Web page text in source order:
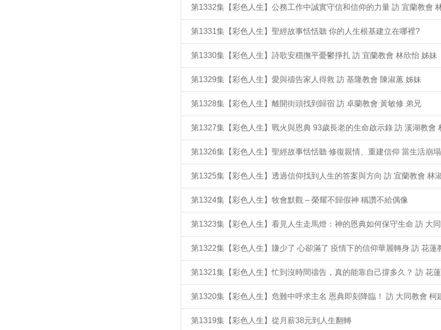
第1332集【彩色人生】公務工作中誠實守信和信仰的力量 訪 宜蘭教會
第1331集【彩色人生】聖經故事恬恬聽 你的人生根基建立在哪裡?
第1330集【彩色人生】詩歌安穩撫平憂鬱掙扎 訪 宜蘭教會 林欣怡 姊妹
第1329集【彩色人生】愛與禱告家人得救 訪 基隆教會 陳淑蕙 姊妹
第1328集【彩色人生】離開街頭找到歸宿 訪 卓蘭教會 黃敏修 弟兄
第1327集【彩色人生】戰火與恩典 93歲長老的生命啟示錄 訪 溪湖教會
第1326集【彩色人生】聖經故事恬恬聽 修復親情、重建信仰 當生活崩
第1325集【彩色人生】透過信仰找到人生的答案與方向 訪 宜蘭教會 林
第1324集【彩色人生】牧會默觀 – 榮耀不歸假神 稱讚不給偶像
第1323集【彩色人生】看見人生走馬燈：神的恩典如何保守生命 訪 大
第1322集【彩色人生】賺少了 心卻滿了 疫情下的信仰華麗轉身 訪 花蓮
第1321集【彩色人生】忙到沒時間禱告，真的能靠自己撐多久？ 訪 花
第1320集【彩色人生】危難中呼求主名 恩典即刻降臨！ 訪 大同教會 柯
第1319集【彩色人生】從月薪38元到人生翻轉